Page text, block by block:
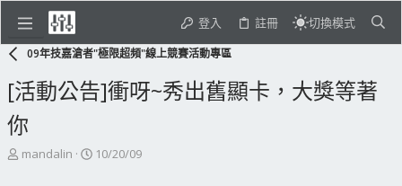
登入 註冊 切換模式
09年技嘉滄者"極限超頻"線上競賽活動專區
[活動公告]衝呀~秀出舊顯卡，大獎等著
你
主
mandalin
開
10/20/09